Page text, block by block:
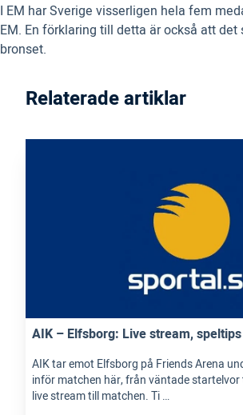
I EM har Sverige visserligen hela fem
EM. En förklaring till detta är också att
bronset.
Relaterade artiklar
AIK – Elfsborg: Live stream,
AIK tar emot Elfsborg på Friends Arena
inför matchen här, från väntade
live stream till matchen. Ti …